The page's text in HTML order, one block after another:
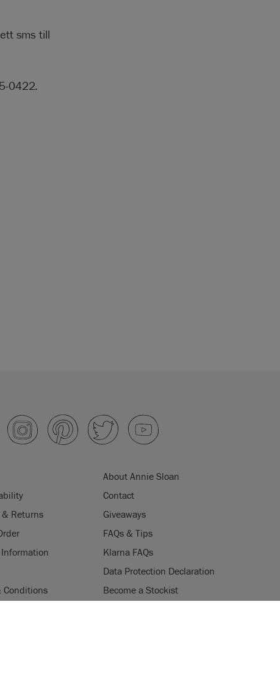
sms till
0422.
About Annie Sloan
Contact
& Returns
Giveaways
FAQs & Tips
Klarna FAQs
Data Protection Declaration
Conditions
Become a Stockist